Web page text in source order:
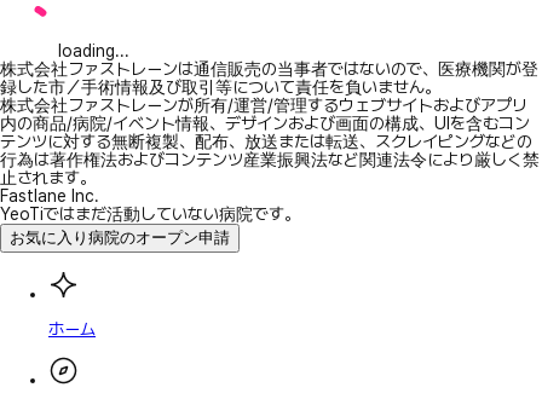
loading...
株式会社ファストレーンは通信販売の当事者ではないので、医療機関が登
録した市／手術情報及び取引等について責任を負いません。
株式会社ファストレーンが所有/運営/管理するウェブサイトおよびアプリ
内の商品/病院/イベント情報、デザインおよび画面の構成、UIを含むコン
テンツに対する無断複製、配布、放送または転送、スクレイピングなどの
行為は著作権法およびコンテンツ産業振興法など関連法令により厳しく禁
止されます。
Fastlane Inc.
YeoTiではまだ活動していない病院です。
お気に入り病院のオープン申請
ホーム